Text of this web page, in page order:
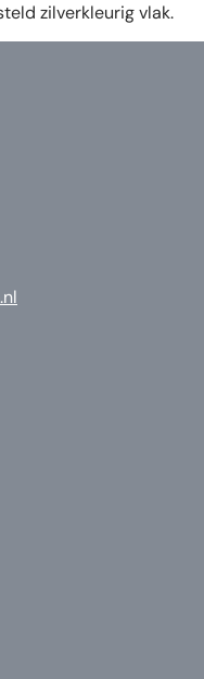
zilverkleurig vlak.